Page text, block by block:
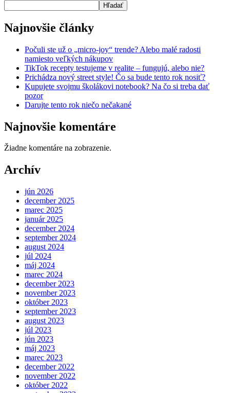
Hľadať
Najnovšie články
Počuli ste už o „micro-joy“ trende? Alebo malé radosti
namiesto veľkých nákupov
TikTok recepty testujeme v realite – fungujú, alebo nie?
Prichádza nový street style! Čo sa bude tento rok nosiť?
Kupujete svojmu školákovi notebook? Na čo si treba dať
pozor
Darujte tento rok niečo nečakané
Najnovšie komentáre
Žiadne komentáre na zobrazenie.
Archív
jún 2026
december 2025
marec 2025
január 2025
december 2024
september 2024
august 2024
júl 2024
máj 2024
marec 2024
december 2023
november 2023
október 2023
september 2023
august 2023
júl 2023
jún 2023
máj 2023
marec 2023
december 2022
november 2022
október 2022